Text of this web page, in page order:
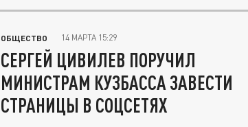
ОБЩЕСТВО 14 МАРТА 15:29
СЕРГЕЙ ЦИВИЛЕВ ПОРУЧИЛ
МИНИСТРАМ КУЗБАССА ЗАВЕСТИ
СТРАНИЦЫ В СОЦСЕТЯХ